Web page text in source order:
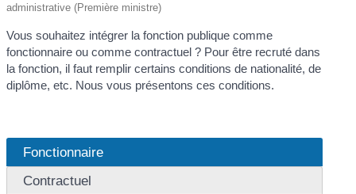
administrative (Première ministre)
Vous souhaitez intégrer la fonction publique comme
fonctionnaire ou comme contractuel ? Pour être recruté dans
la fonction, il faut remplir certains conditions de nationalité, de
diplôme, etc. Nous vous présentons ces conditions.
Fonctionnaire
Contractuel